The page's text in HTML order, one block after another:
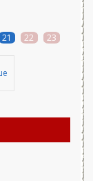
21 22 23